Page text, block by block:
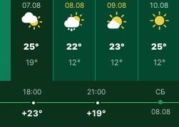
07.08
25°
19°
08.08
22°
12°
09.08
23°
12°
10.08
25°
12°
18:00
+23°
21:00
+19°
СБ
08.08